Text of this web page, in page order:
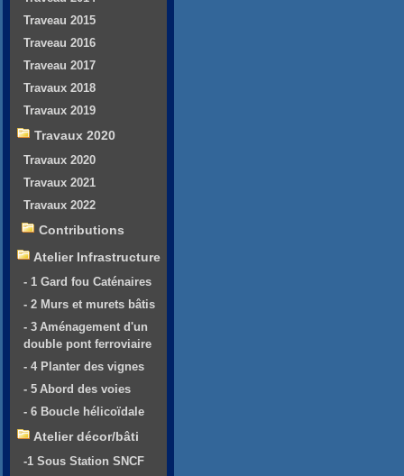
Traveau 2015
Traveau 2016
Traveau 2017
Travaux 2018
Travaux 2019
Travaux 2020
Travaux 2020
Travaux 2021
Travaux 2022
Contributions
Atelier Infrastructure
- 1 Gard fou Caténaires
- 2 Murs et murets bâtis
- 3 Aménagement d'un
double pont ferroviaire
- 4 Planter des vignes
- 5 Abord des voies
- 6 Boucle hélicoïdale
Atelier décor/bâti
-1 Sous Station SNCF